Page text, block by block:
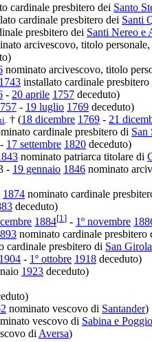
cardinale presbitero dei Santo
cardinale presbitero dei Santi
presbitero dei Santi Nereo e
arcivescovo, titolo personale,
nominato arcivescovo, titolo
1743 installato cardinale presbitero
- 20 aprile 1757 deceduto)
- 19 luglio 1769 deceduto)
† (18 dicembre 1769 - 21
cardinale presbitero di San
- 17 settembre 1820 deceduto)
nominato patriarca titolare di
- 19 gennaio 1846 nominato
1874 nominato cardinale
deceduto)
1884[1 ] - 1º novembre
nominato cardinale presbitero
cardinale presbitero di San
1904 - 1º ottobre 1918 deceduto)
1923 deceduto)
nominato vescovo di Santander)
vescovo di Sabina e
di Aversa)